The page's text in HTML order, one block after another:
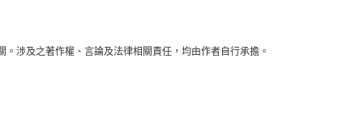
涉及之著作權、言論及法律相關責任，均由作者自行承擔。